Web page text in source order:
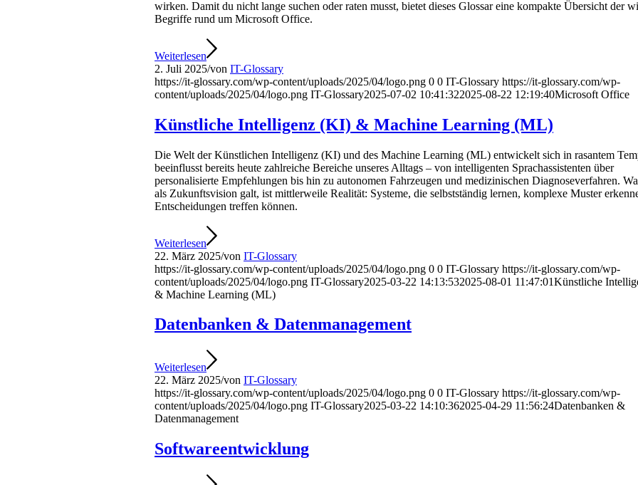
wirken. Damit du nicht lange suchen oder raten musst, bietet dieses Glossar eine kompakte Übersicht der
Begriffe rund um Microsoft Office.
Weiterlesen
2. Juli 2025/von IT-Glossary
https://it-glossary.com/wp-content/uploads/2025/04/logo.png 0 0 IT-Glossary https://it-glossary.com/wp-
content/uploads/2025/04/logo.png IT-Glossary2025-07-02 10:41:322025-08-22 12:19:40Microsoft Office
Künstliche Intelligenz (KI) & Machine Learning (ML)
Die Welt der Künstlichen Intelligenz (KI) und des Machine Learning (ML) entwickelt sich in rasantem
beeinflusst bereits heute zahlreiche Bereiche unseres Alltags – von intelligenten Sprachassistenten über
personalisierte Empfehlungen bis hin zu autonomen Fahrzeugen und medizinischen Diagnoseverfahren.
als Zukunftsvision galt, ist mittlerweile Realität: Systeme, die selbstständig lernen, komplexe Muster
Entscheidungen treffen können.
Weiterlesen
22. März 2025/von IT-Glossary
https://it-glossary.com/wp-content/uploads/2025/04/logo.png 0 0 IT-Glossary https://it-glossary.com/wp-
content/uploads/2025/04/logo.png IT-Glossary2025-03-22 14:13:532025-08-01 11:47:01Künstliche
& Machine Learning (ML)
Datenbanken & Datenmanagement
Weiterlesen
22. März 2025/von IT-Glossary
https://it-glossary.com/wp-content/uploads/2025/04/logo.png 0 0 IT-Glossary https://it-glossary.com/wp-
content/uploads/2025/04/logo.png IT-Glossary2025-03-22 14:10:362025-04-29 11:56:24Datenbanken &
Datenmanagement
Softwareentwicklung